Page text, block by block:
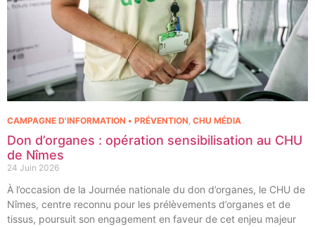
Don d’organes : opération sensibilisation au CHU
de Nîmes
24 Juin 2026
CAMPAGNE D'INFORMATION • PRÉVENTION, CHU MÉDIA
À l’occasion de la Journée nationale du don d’organes, le CHU de
Nîmes, centre reconnu pour les prélèvements d’organes et de
tissus, poursuit son engagement en faveur de cet enjeu majeur